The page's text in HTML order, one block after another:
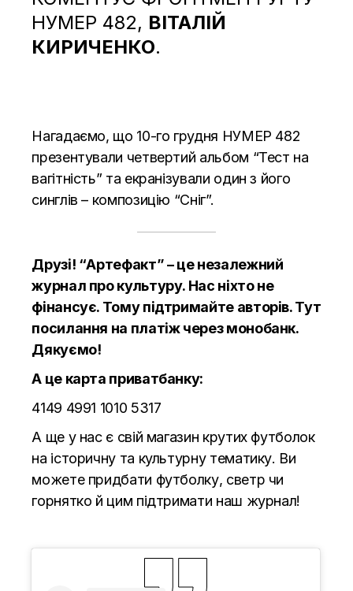
НУМЕР 482, ВІТАЛІЙ
КИРИЧЕНКО.
Нагадаємо, що 10-го грудня НУМЕР 482
презентували четвертий альбом “Тест на
вагітність” та екранізували один з його
синглів – композицію “Сніг”.
Друзі! “Артефакт” – це незалежний
журнал про культуру. Нас ніхто не
фінансує. Тому підтримайте авторів.Тут
посилання на платіж через монобанк.
Дякуємо!
А це карта приватбанку:
4149 4991 1010 5317
А ще у нас є свій магазин крутих футболок
на історичну та культурну тематику. Ви
можете придбати футболку, светр чи
горнятко й цим підтримати наш журнал!